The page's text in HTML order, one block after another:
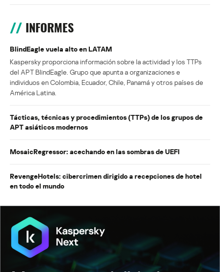
INFORMES
BlindEagle vuela alto en LATAM
Kaspersky proporciona información sobre la actividad y los TTPs
del APT BlindEagle. Grupo que apunta a organizaciones e
individuos en Colombia, Ecuador, Chile, Panamá y otros países de
América Latina.
Tácticas, técnicas y procedimientos (TTPs) de los grupos de
APT asiáticos modernos
MosaicRegressor: acechando en las sombras de UEFI
RevengeHotels: cibercrimen dirigido a recepciones de hotel
en todo el mundo